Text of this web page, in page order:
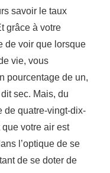
savoir le taux
grâce à votre
de voir que lorsque
vie, vous
pourcentage de un,
sec. Mais, du
de quatre-vingt-dix-
que votre air est
l’optique de se
de se doter de